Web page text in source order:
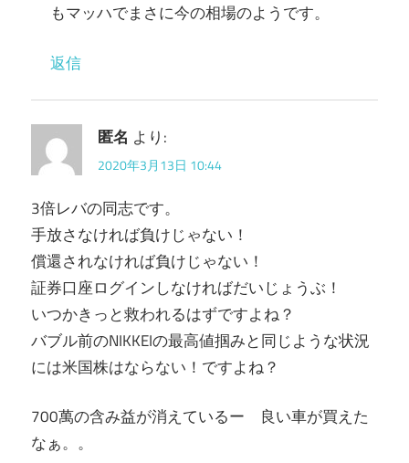
もマッハでまさに今の相場のようです。
返信
匿名 より:
2020年3月13日 10:44
3倍レバの同志です。
手放さなければ負けじゃない！
償還されなければ負けじゃない！
証券口座ログインしなければだいじょうぶ！
いつかきっと救われるはずですよね？
バブル前のNIKKEIの最高値掴みと同じような状況
には米国株はならない！ですよね？
700萬の含み益が消えているー 良い車が買えた
なぁ。。